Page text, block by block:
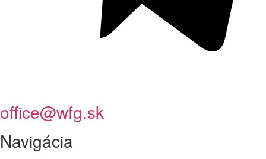
office@wfg.sk
Navigácia